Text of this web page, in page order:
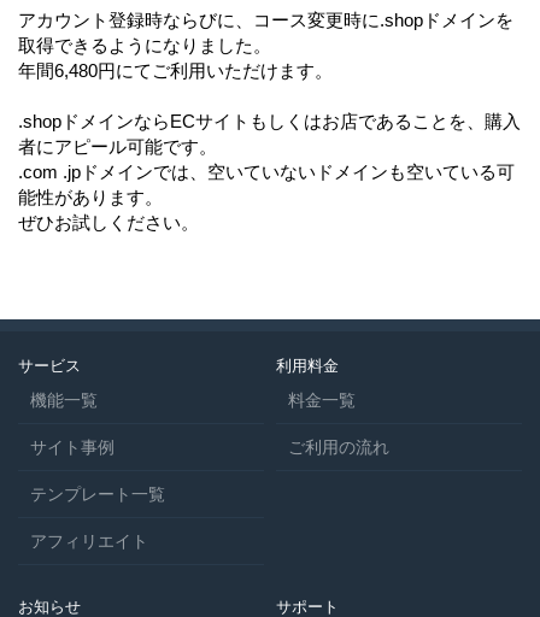
アカウント登録時ならびに、コース変更時に.shopドメインを
取得できるようになりました。
年間6,480円にてご利用いただけます。
.shopドメインならECサイトもしくはお店であることを、購入
者にアピール可能です。
.com .jpドメインでは、空いていないドメインも空いている可
能性があります。
ぜひお試しください。
サービス
機能一覧
サイト事例
テンプレート一覧
アフィリエイト
利用料金
料金一覧
ご利用の流れ
お知らせ サポート